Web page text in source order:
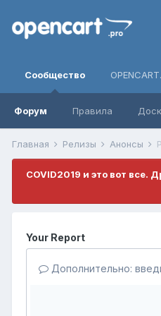
Сообщество
Форум Правила
Главная Релизы Анонсы
COVID2019 и это вот все.
Your Report
Дополнительно: